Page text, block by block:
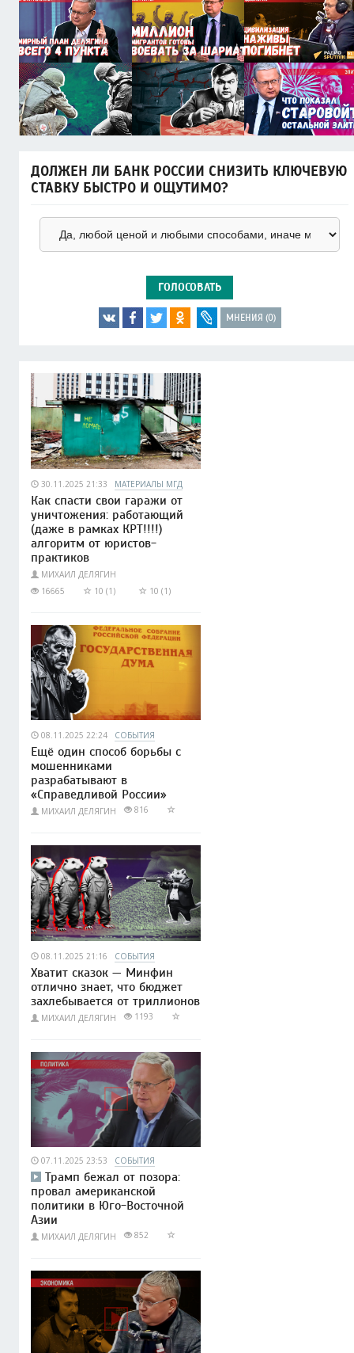
ДОЛЖЕН ЛИ БАНК РОССИИ СНИЗИТЬ КЛЮЧЕВУЮ
СТАВКУ БЫСТРО И ОЩУТИМО?
ГОЛОСОВАТЬ
МНЕНИЯ (0)
30.11.2025 21:33 МАТЕРИАЛЫ МГД
Как спасти свои гаражи от
уничтожения: работающий
(даже в рамках КРТ!!!!)
алгоритм от юристов-
практиков
МИХАИЛ ДЕЛЯГИН
16665
10 (1) 10 (1)
08.11.2025 22:24 СОБЫТИЯ
Ещё один способ борьбы с
мошенниками
разрабатывают в
«Справедливой России»
МИХАИЛ ДЕЛЯГИН 816
08.11.2025 21:16 СОБЫТИЯ
Хватит сказок — Минфин
отлично знает, что бюджет
захлебывается от триллионов
МИХАИЛ ДЕЛЯГИН 1193
07.11.2025 23:53 СОБЫТИЯ
Трамп бежал от позора:
провал американской
политики в Юго-Восточной
Азии
МИХАИЛ ДЕЛЯГИН 852